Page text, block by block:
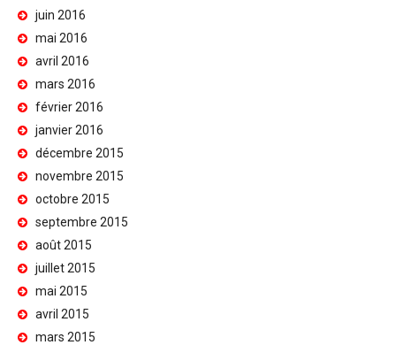
juin 2016
mai 2016
avril 2016
mars 2016
février 2016
janvier 2016
décembre 2015
novembre 2015
octobre 2015
septembre 2015
août 2015
juillet 2015
mai 2015
avril 2015
mars 2015